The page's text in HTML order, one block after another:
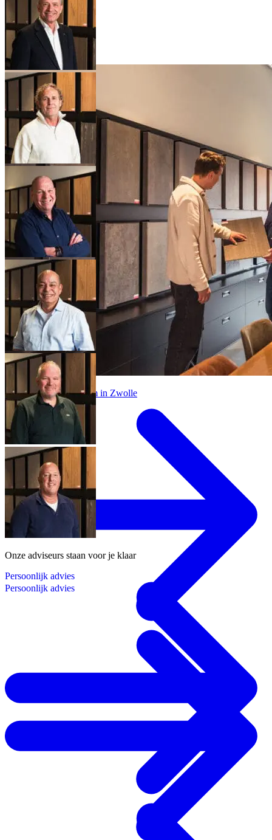
Kwaliteit & service
Werkgebied
Onze garantie
Klant werft klant
Bezoek onze showroom in Zwolle
Onze adviseurs staan voor je klaar
Persoonlijk advies